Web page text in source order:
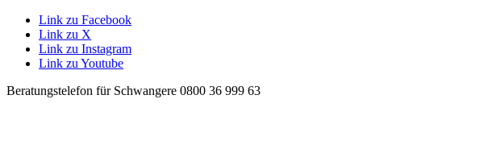
Link zu Facebook
Link zu X
Link zu Instagram
Link zu Youtube
Beratungstelefon für Schwangere 0800 36 999 63